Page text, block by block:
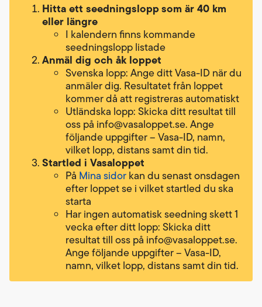
Hitta ett seedningsloppsom är 40 km
eller längre
I kalendern finns kommande
seedningslopp listade
Anmäl dig och åk loppet
Svenska lopp: Ange ditt Vasa-ID när du
anmäler dig. Resultatet från loppet
kommer då att registreras automatiskt
Utländska lopp: Skicka ditt resultat till
oss på info@vasaloppet.se. Ange
följande uppgifter – Vasa-ID, namn,
vilket lopp, distans samt din tid.
Startled i Vasaloppet
På Mina sidorkan du senast onsdagen
efter loppet se i vilket startled du ska
starta
Har ingen automatisk seedning skett 1
vecka efter ditt lopp: Skicka ditt
resultat till oss på info@vasaloppet.se.
Ange följande uppgifter – Vasa-ID,
namn, vilket lopp, distans samt din tid.